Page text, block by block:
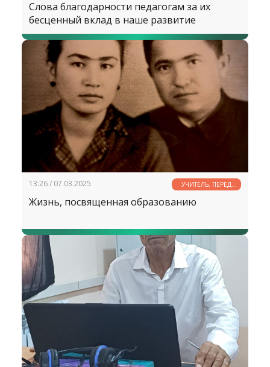
Слова благодарности педагогам за их
бесценный вклад в наше развитие
13:26 / 07.03.2025
УЧИТЕЛЬ, ПЕРЕД
ИМЕНЕМ ТВОИМ...
Жизнь, посвященная образованию